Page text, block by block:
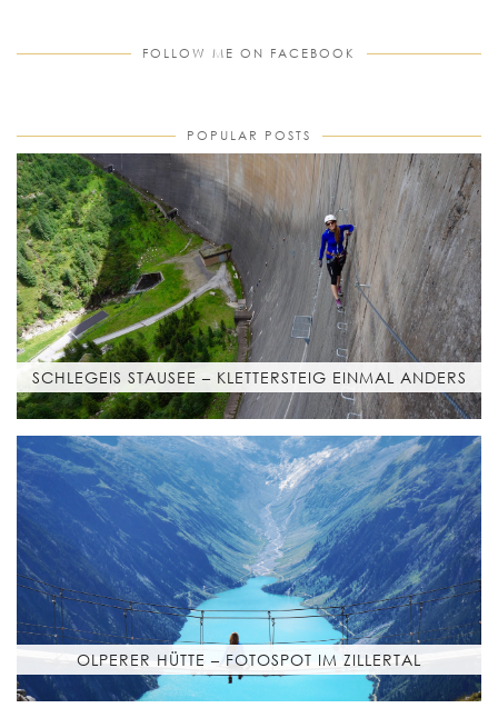
FOLLOW ME ON FACEBOOK
POPULAR POSTS
SCHLEGEIS STAUSEE – KLETTERSTEIG EINMAL ANDERS
OLPERER HÜTTE – FOTOSPOT IM ZILLERTAL